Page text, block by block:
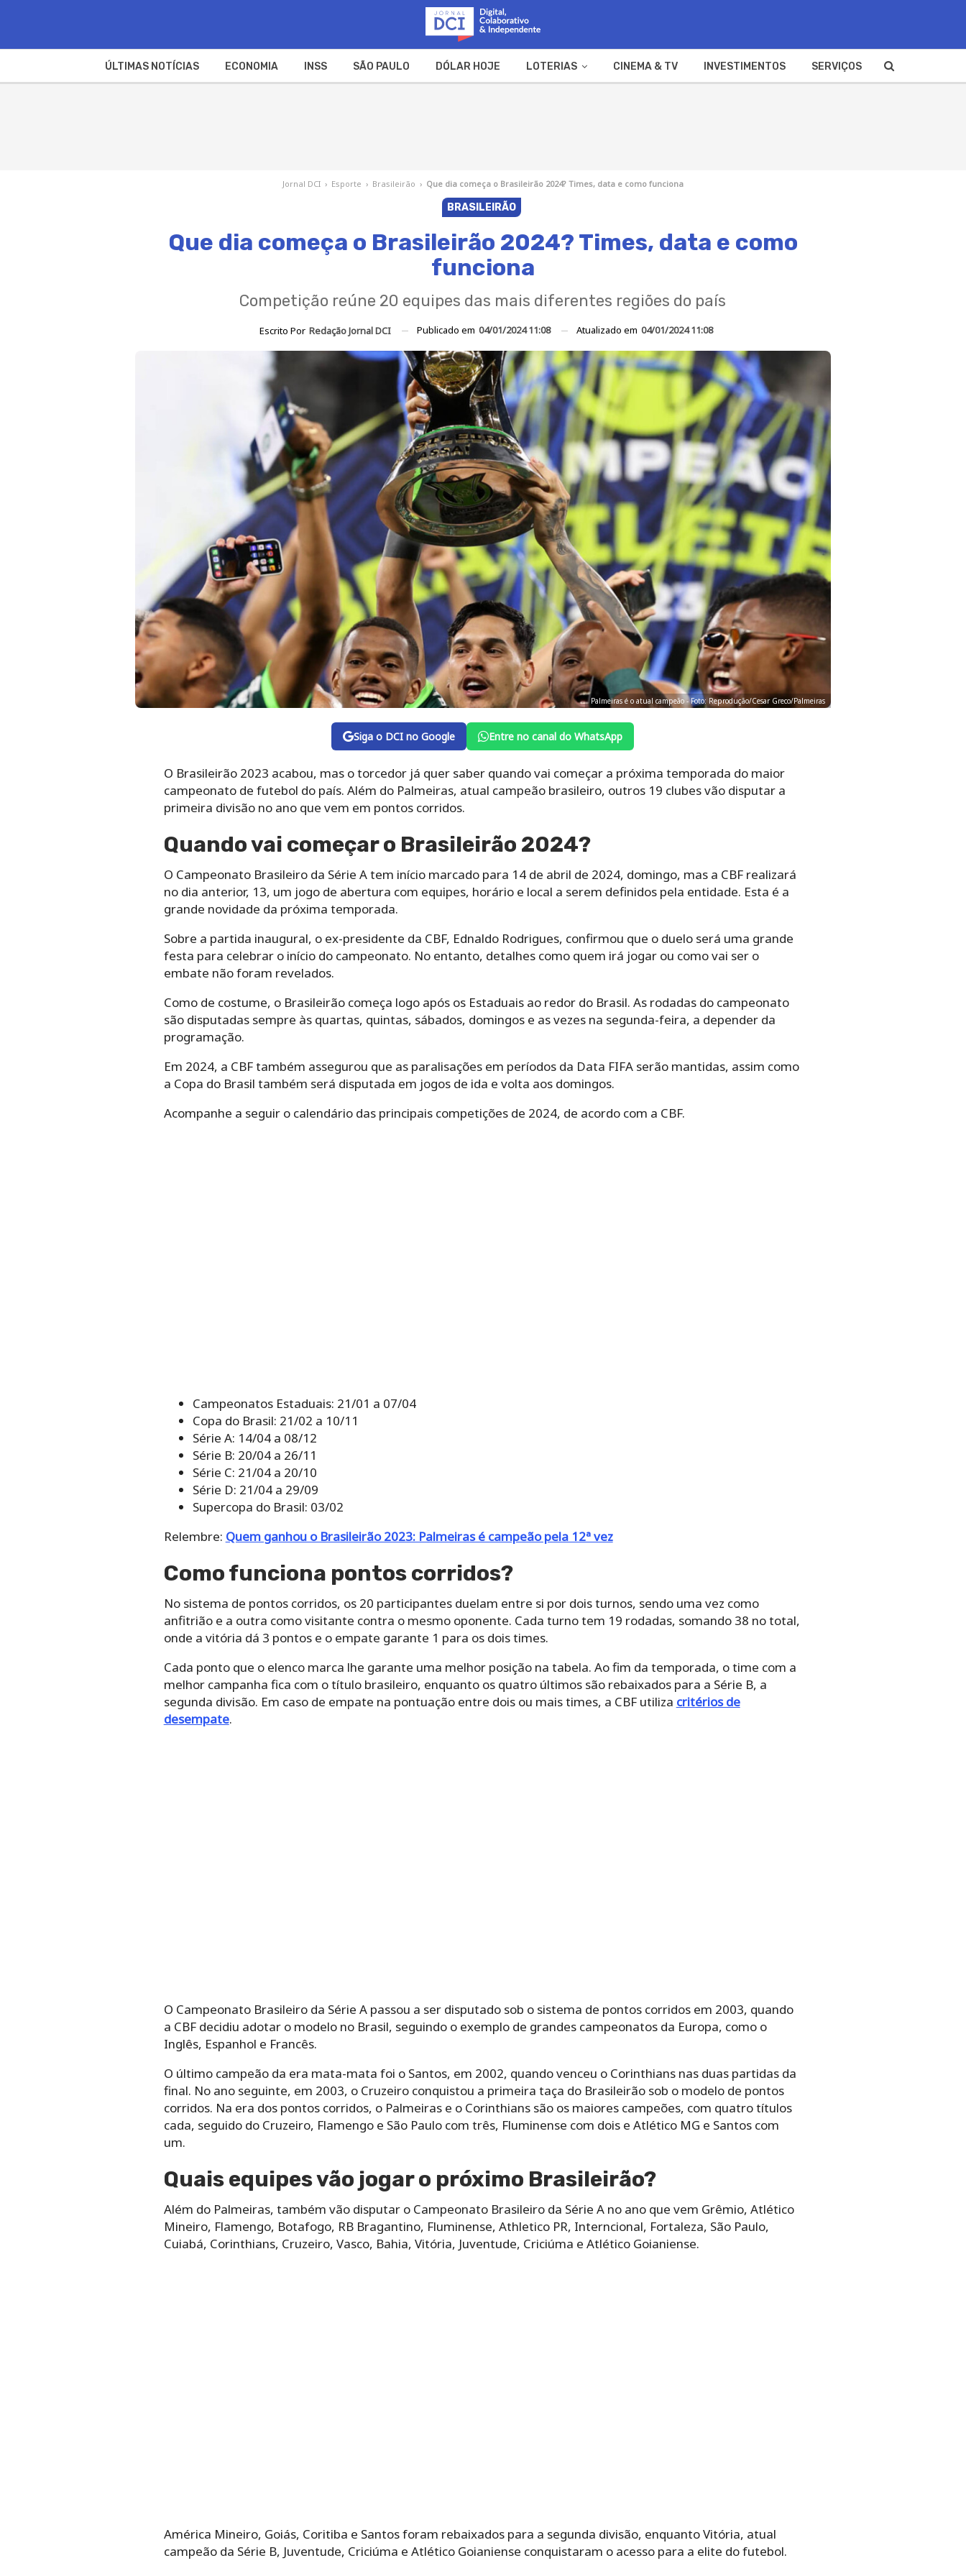
ÚLTIMAS NOTÍCIAS ECONOMIA INSS SÃO PAULO DÓLAR HOJE LOTERIAS CINEMA & TV INVESTIMENTOS SERVIÇOS
Jornal DCI › Esporte › Brasileirão › Que dia começa o Brasileirão 2024? Times, data e como funciona
BRASILEIRÃO
Que dia começa o Brasileirão 2024? Times, data e como
funciona
Competição reúne 20 equipes das mais diferentes regiões do país
Escrito Por Redação Jornal DCI Publicado em 04/01/2024 11:08 Atualizado em 04/01/2024 11:08
Palmeiras é o atual campeão - Foto: Reprodução/Cesar Greco/Palmeiras
Siga o DCI no Google Entre no canal do WhatsApp
O Brasileirão 2023 acabou, mas o torcedor já quer saber quando vai começar a próxima temporada do maior
campeonato de futebol do país. Além do Palmeiras, atual campeão brasileiro, outros 19 clubes vão disputar a
primeira divisão no ano que vem em pontos corridos.
Quando vai começar o Brasileirão 2024?
O Campeonato Brasileiro da Série A tem início marcado para 14 de abril de 2024, domingo, mas a CBF realizará
no dia anterior, 13, um jogo de abertura com equipes, horário e local a serem definidos pela entidade. Esta é a
grande novidade da próxima temporada.
Sobre a partida inaugural, o ex-presidente da CBF, Ednaldo Rodrigues, confirmou que o duelo será uma grande
festa para celebrar o início do campeonato. No entanto, detalhes como quem irá jogar ou como vai ser o
embate não foram revelados.
Como de costume, o Brasileirão começa logo após os Estaduais ao redor do Brasil. As rodadas do campeonato
são disputadas sempre às quartas, quintas, sábados, domingos e as vezes na segunda-feira, a depender da
programação.
Em 2024, a CBF também assegurou que as paralisações em períodos da Data FIFA serão mantidas, assim como
a Copa do Brasil também será disputada em jogos de ida e volta aos domingos.
Acompanhe a seguir o calendário das principais competições de 2024, de acordo com a CBF.
Campeonatos Estaduais: 21/01 a 07/04
Copa do Brasil: 21/02 a 10/11
Série A: 14/04 a 08/12
Série B: 20/04 a 26/11
Série C: 21/04 a 20/10
Série D: 21/04 a 29/09
Supercopa do Brasil: 03/02
Relembre: Quem ganhou o Brasileirão 2023: Palmeiras é campeão pela 12ª vez
Como funciona pontos corridos?
No sistema de pontos corridos, os 20 participantes duelam entre si por dois turnos, sendo uma vez como
anfitrião e a outra como visitante contra o mesmo oponente. Cada turno tem 19 rodadas, somando 38 no total,
onde a vitória dá 3 pontos e o empate garante 1 para os dois times.
Cada ponto que o elenco marca lhe garante uma melhor posição na tabela. Ao fim da temporada, o time com a
melhor campanha fica com o título brasileiro, enquanto os quatro últimos são rebaixados para a Série B, a
segunda divisão. Em caso de empate na pontuação entre dois ou mais times, a CBF utiliza critérios de
desempate.
O Campeonato Brasileiro da Série A passou a ser disputado sob o sistema de pontos corridos em 2003, quando
a CBF decidiu adotar o modelo no Brasil, seguindo o exemplo de grandes campeonatos da Europa, como o
Inglês, Espanhol e Francês.
O último campeão da era mata-mata foi o Santos, em 2002, quando venceu o Corinthians nas duas partidas da
final. No ano seguinte, em 2003, o Cruzeiro conquistou a primeira taça do Brasileirão sob o modelo de pontos
corridos. Na era dos pontos corridos, o Palmeiras e o Corinthians são os maiores campeões, com quatro títulos
cada, seguido do Cruzeiro, Flamengo e São Paulo com três, Fluminense com dois e Atlético MG e Santos com
um.
Quais equipes vão jogar o próximo Brasileirão?
Além do Palmeiras, também vão disputar o Campeonato Brasileiro da Série A no ano que vem Grêmio, Atlético
Mineiro, Flamengo, Botafogo, RB Bragantino, Fluminense, Athletico PR, Interncional, Fortaleza, São Paulo,
Cuiabá, Corinthians, Cruzeiro, Vasco, Bahia, Vitória, Juventude, Criciúma e Atlético Goianiense.
América Mineiro, Goiás, Coritiba e Santos foram rebaixados para a segunda divisão, enquanto Vitória, atual
campeão da Série B, Juventude, Criciúma e Atlético Goianiense conquistaram o acesso para a elite do futebol.